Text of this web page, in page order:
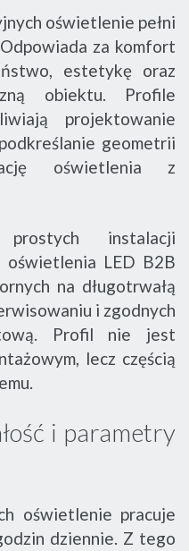
oświetlenie pełni
za komfort
estetykę oraz
obiektu. Profile
projektowanie
geometrii
oświetlenia z
instalacji
oświetlenia LED B2B
na długotrwałą
i zgodnych
Profil nie jest
lecz częścią
i parametry
oświetlenie pracuje
dziennie. Z tego